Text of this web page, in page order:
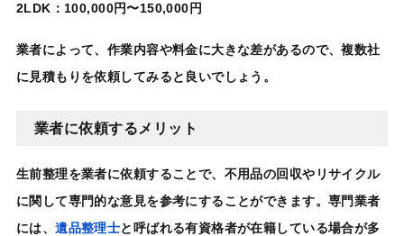
2LDK：100,000円〜150,000円
業者によって、作業内容や料金に大きな差があるので、複数社
に見積もりを依頼してみると良いでしょう。
業者に依頼するメリット
生前整理を業者に依頼することで、不用品の回収やリサイクル
に関して専門的な意見を参考にすることができます。専門業者
には、遺品整理士と呼ばれる有資格者が在籍している場合が多